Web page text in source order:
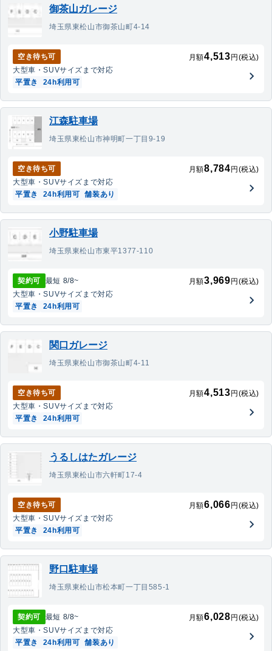
御茶山ガレージ
埼玉県東松山市御茶山町4-14
空き待ち可 月額4,513 円(税込)
大型車・SUVサイズまで対応
平置き
24h利用可
江森駐車場
埼玉県東松山市神明町一丁目9-19
空き待ち可 月額8,784 円(税込)
大型車・SUVサイズまで対応
平置き
24h利用可 舗装あり
小野駐車場
埼玉県東松山市東平1377-110
契約可 最短 8/8~ 月額3,969 円(税込)
大型車・SUVサイズまで対応
平置き
24h利用可
関口ガレージ
埼玉県東松山市御茶山町4-11
空き待ち可 月額4,513 円(税込)
大型車・SUVサイズまで対応
平置き
24h利用可
うるしはたガレージ
埼玉県東松山市六軒町17-4
空き待ち可 月額6,066 円(税込)
大型車・SUVサイズまで対応
平置き
24h利用可
野口駐車場
埼玉県東松山市松本町一丁目585-1
契約可 最短 8/8~ 月額6,028 円(税込)
大型車・SUVサイズまで対応
平置き
24h利用可 舗装あり